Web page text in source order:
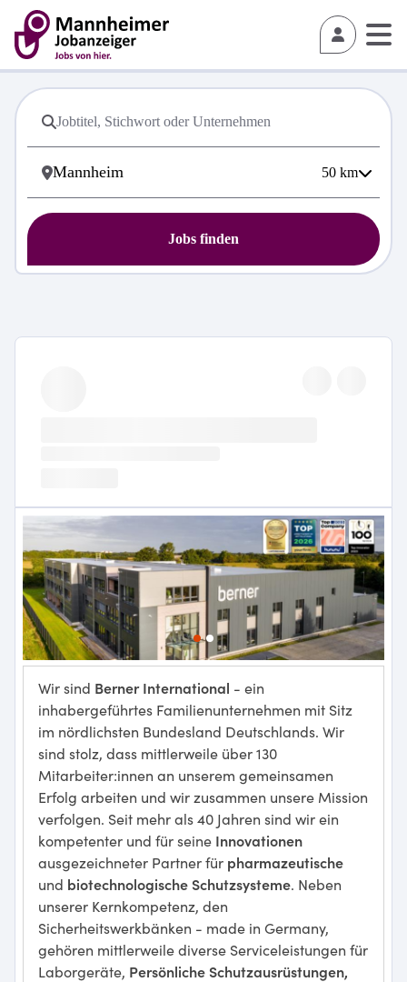
50 km
Jobs finden